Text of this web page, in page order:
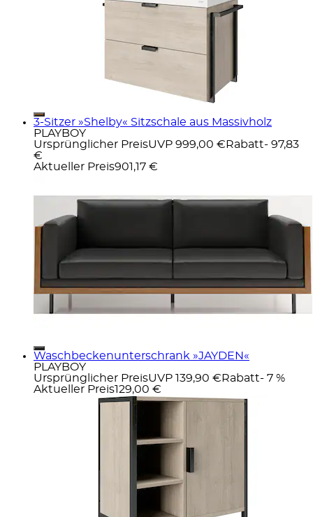
3-Sitzer »Shelby« Sitzschale aus Massivholz
PLAYBOY
Ursprünglicher PreisUVP 999,00 € Rabatt- 97,83
€
Aktueller Preis901,17 €
Waschbeckenunterschrank »JAYDEN«
PLAYBOY
Ursprünglicher PreisUVP 139,90 € Rabatt- 7 %
Aktueller Preis129,00 €